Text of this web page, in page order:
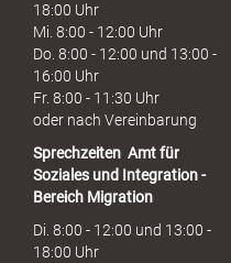
18:00 Uhr
Mi. 8:00 - 12:00 Uhr
Do. 8:00 - 12:00 und 13:00 -
16:00 Uhr
Fr. 8:00 - 11:30 Uhr
oder nach Vereinbarung
Sprechzeiten Amt für
Soziales und Integration -
Bereich Migration
Di. 8:00 - 12:00 und 13:00 -
18:00 Uhr